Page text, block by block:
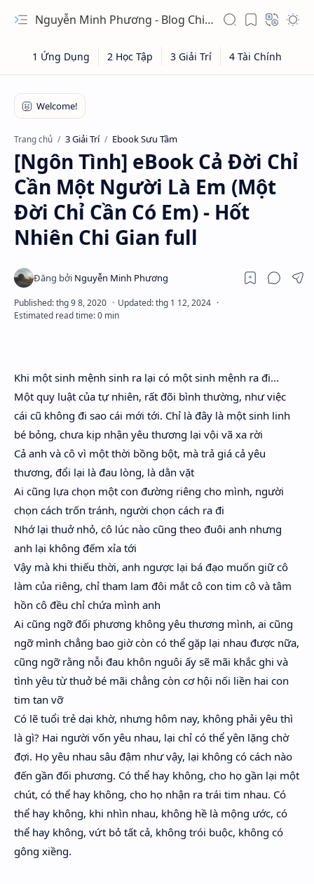
Nguyễn Minh Phương - Blog Chia sẻ Kiến thức Chứng khoán & Tài liệu Toán học
Trang chủ 3 Giải Trí Ebook Sưu Tầm
[Ngôn Tình] eBook Cả Đời Chỉ
Cần Một Người Là Em (Một
Đời Chỉ Cần Có Em) - Hốt
Nhiên Chi Gian full
Khi một sinh mệnh sinh ra lại có một sinh mệnh ra đi...
Một quy luật của tự nhiên, rất đõi bình thường, như việc
cái cũ không đi sao cái mới tới. Chỉ là đây là một sinh linh
bé bỏng, chưa kịp nhận yêu thương lại vội vã xa rời
Cả anh và cô vì một thời bồng bột, mà trả giá cả yêu
thương, đổi lại là đau lòng, là dằn vặt
Ai cũng lựa chọn một con đường riêng cho mình, người
chọn cách trốn tránh, người chọn cách ra đi
Nhớ lại thuở nhỏ, cô lúc nào cũng theo đuôi anh nhưng
anh lại không đếm xỉa tới
Vậy mà khi thiếu thời, anh ngược lại bá đạo muốn giữ cô
làm của riêng, chỉ tham lam đôi mắt cô con tim cô và tâm
hồn cô đều chỉ chứa mình anh
Ai cũng ngỡ đối phương không yêu thương mình, ai cũng
ngỡ mình chẳng bao giờ còn có thể gặp lại nhau được nữa,
cũng ngỡ rằng nỗi đau khôn nguôi ấy sẽ mãi khắc ghi và
tình yêu từ thuở bé mãi chẳng còn cơ hội nối liền hai con
tim tan vỡ
Có lẽ tuổi trẻ dại khờ, nhưng hôm nay, không phải yêu thì
là gì? Hai người vốn yêu nhau, lại chỉ có thể yên lặng chờ
đợi. Họ yêu nhau sâu đậm như vậy, lại không có cách nào
đến gần đối phương. Có thể hay không, cho họ gần lại một
chút, có thể hay không, cho họ nhận ra trái tim nhau. Có
thể hay không, khi nhìn nhau, không hề là mộng ước, có
thể hay không, vứt bỏ tất cả, không trói buộc, không có
gông xiềng.